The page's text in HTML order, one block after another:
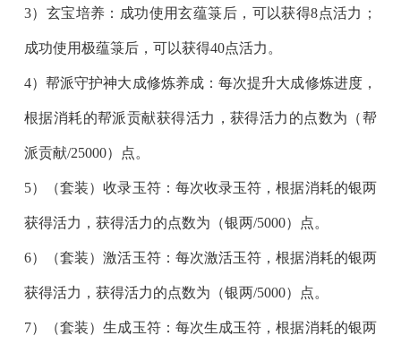
3）玄宝培养：成功使用玄蕴箓后，可以获得8点活力；
成功使用极蕴箓后，可以获得40点活力。
4）帮派守护神大成修炼养成：每次提升大成修炼进度，
根据消耗的帮派贡献获得活力，获得活力的点数为（帮
派贡献/25000）点。
5）（套装）收录玉符：每次收录玉符，根据消耗的银两
获得活力，获得活力的点数为（银两/5000）点。
6）（套装）激活玉符：每次激活玉符，根据消耗的银两
获得活力，获得活力的点数为（银两/5000）点。
7）（套装）生成玉符：每次生成玉符，根据消耗的银两